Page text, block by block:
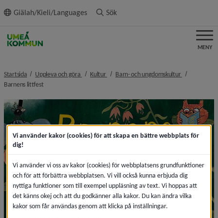
innehållet
Giälah/Kieli/Languages Sök
MENY
Startsida Uppleva och göra nivå i brödsmulenavigeringen
Kultur nivå i brödsmulenavigeringen
Barn- och ungdomskultur nivå i
Barnens littfestnivå i brödsmulenavigeringen
Vi använder kakor (cookies) för att skapa en bättre webbplats för
dig!
Vi använder vi oss av kakor (cookies) för webbplatsens grundfunktioner
och för att förbättra webbplatsen. Vi vill också kunna erbjuda dig
nyttiga funktioner som till exempel uppläsning av text. Vi hoppas att
det känns okej och att du godkänner alla kakor. Du kan ändra vilka
kakor som får användas genom att klicka på inställningar.